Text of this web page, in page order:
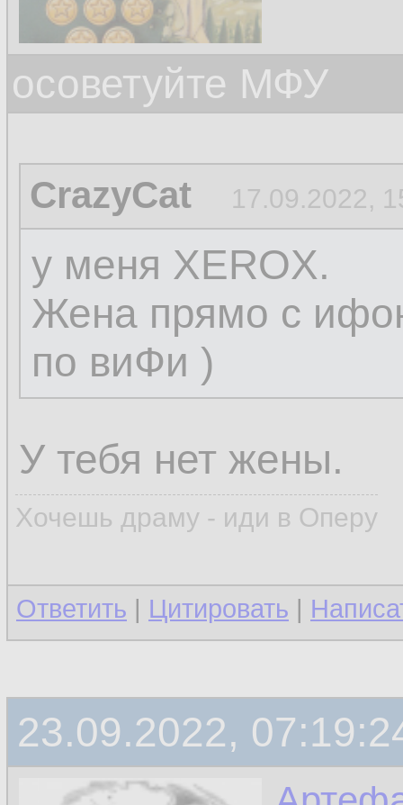
осоветуйте МФУ
CrazyCat 17.09.2022,
у меня XEROX.
Жена прямо с
по виФи )
У тебя нет жены.
Хочешь драму - иди в Оперу
Ответить | Цитировать |
23.09.2022,